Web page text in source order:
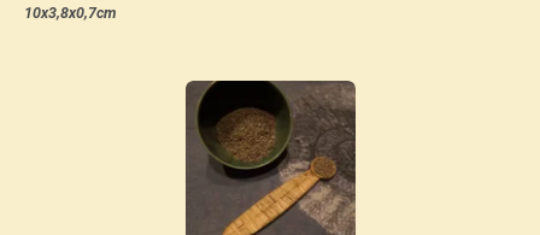
10x3,8x0,7cm